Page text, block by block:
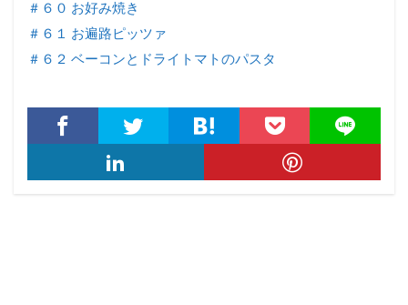
＃６０ お好み焼き
＃６１ お遍路ピッツァ
＃６２ ベーコンとドライトマトのパスタ